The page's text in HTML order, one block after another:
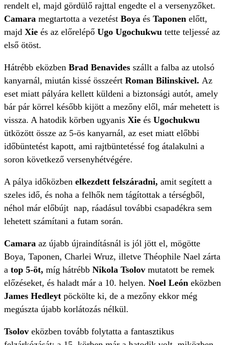
rendelt el, majd gördülő rajttal engedte el a versenyzőket.
Camara megtartotta a vezetést Boya és Taponen előtt,
majd Xie és az előrelépő Ugo Ugochukwu tette teljessé az
első ötöst.
Hátrébb eközben Brad Benavides szállt a falba az utolsó
kanyarnál, miután kissé összeért Roman Bilinskivel. Az
eset miatt pályára kellett küldeni a biztonsági autót, amely
bár pár körrel később kijött a mezőny elől, már mehetett is
vissza. A hatodik körben ugyanis Xie és Ugochukwu
ütközött össze az 5-ös kanyarnál, az eset miatt előbbi
időbüntetést kapott, ami rajtbüntetéssé fog átalakulni a
soron következő versenyhétvégére.
A pálya időközben elkezdett felszáradni, amit segített a
szeles idő, és noha a felhők nem tágítottak a térségből,
néhol már előbújt nap, ráadásul további csapadékra sem
lehetett számítani a futam során.
Camara az újabb újraindításnál is jól jött el, mögötte
Boya, Taponen, Charlei Wruz, illetve Théophile Nael zárta
a top 5-öt, míg hátrébb Nikola Tsolov mutatott be remek
előzéseket, és haladt már a 10. helyen. Noel León eközben
James Hedleyt pöckölte ki, de a mezőny ekkor még
megúszta újabb korlátozás nélkül.
Tsolov eközben tovább folytatta a fantasztikus